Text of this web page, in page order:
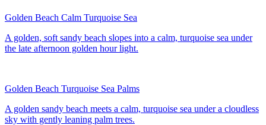
Golden Beach Calm Turquoise Sea
A golden, soft sandy beach slopes into a calm, turquoise sea under
the late afternoon golden hour light.
Golden Beach Turquoise Sea Palms
A golden sandy beach meets a calm, turquoise sea under a cloudless
sky with gently leaning palm trees.